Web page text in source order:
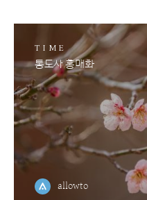
TIME
통도사 홍매화
allowto